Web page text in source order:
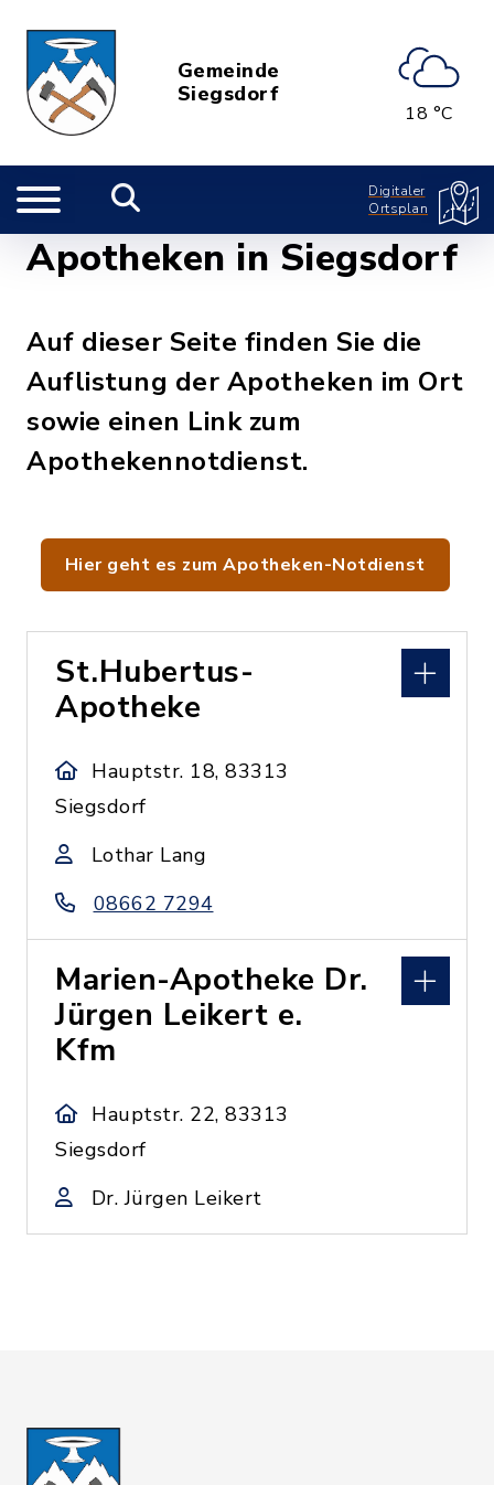
Gemeinde
Siegsdorf
18 °C
Digitaler
Ortsplan
Apotheken in Siegsdorf
Auf dieser Seite finden Sie die
Auflistung der Apotheken im Ort
sowie einen Link zum
Apothekennotdienst.
Hier geht es zum Apotheken-Notdienst
St.Hubertus-
Apotheke
Hauptstr. 18, 83313
Siegsdorf
Lothar Lang
08662 7294
Marien-Apotheke Dr.
Jürgen Leikert e.
Kfm
Hauptstr. 22, 83313
Siegsdorf
Dr. Jürgen Leikert